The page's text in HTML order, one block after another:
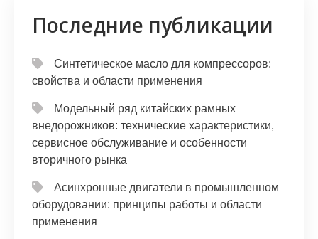
ni
ki
т
ь
Последние публикации
Синтетическое масло для компрессоров:
свойства и области применения
Модельный ряд китайских рамных
внедорожников: технические характеристики,
сервисное обслуживание и особенности
вторичного рынка
Асинхронные двигатели в промышленном
оборудовании: принципы работы и области
применения